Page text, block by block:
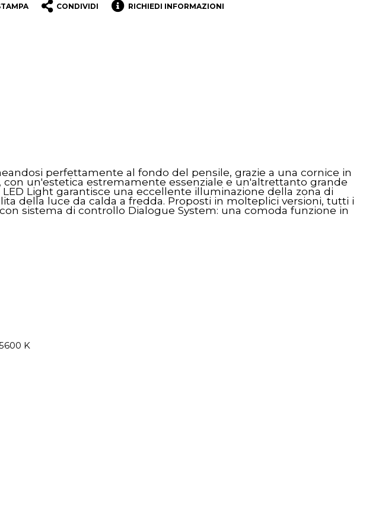
CONDIVIDI RICHIEDI INFORMAZIONI
perfettamente al fondo del pensile, grazie a una cornice in
un'estetica estremamente essenziale e un'altrettanto grande
Light garantisce una eccellente illuminazione della zona di
della luce da calda a fredda. Proposti in molteplici versioni, tutti i
sistema di controllo Dialogue System: una comoda funzione in
K